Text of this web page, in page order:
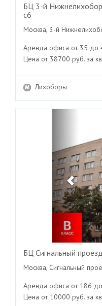
БЦ 3-й
с6
Москва, 3-й
Аренда офиса от 35 до
Цена от 38700 руб. за
Лихоборы
БЦ Сигнальный
Москва, Сигнальный
Аренда офиса от 186
Цена от 10000 руб. за